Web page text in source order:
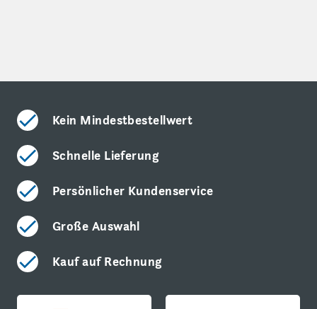
Kein Mindestbestellwert
Schnelle Lieferung
Persönlicher Kundenservice
Große Auswahl
Kauf auf Rechnung